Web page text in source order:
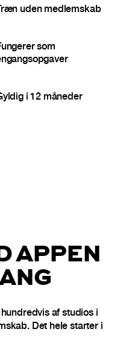
uden medlemskab
som
i 12 måneder
APPEN
af studios i
Det hele starter i